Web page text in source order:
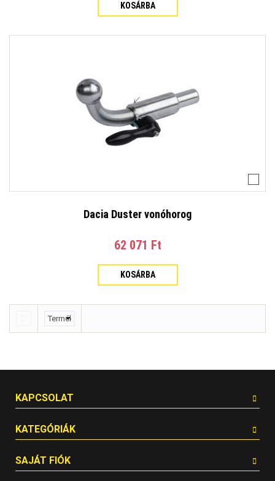
KOSÁRBA
Dacia Duster vonóhorog
62 071 Ft‎
KOSÁRBA
KAPCSOLAT
KATEGÓRIÁK
SAJÁT FIÓK